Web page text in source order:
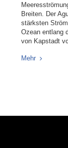
Breiten. Der
stärksten
Ozean entlang
von Kapstadt
Mehr